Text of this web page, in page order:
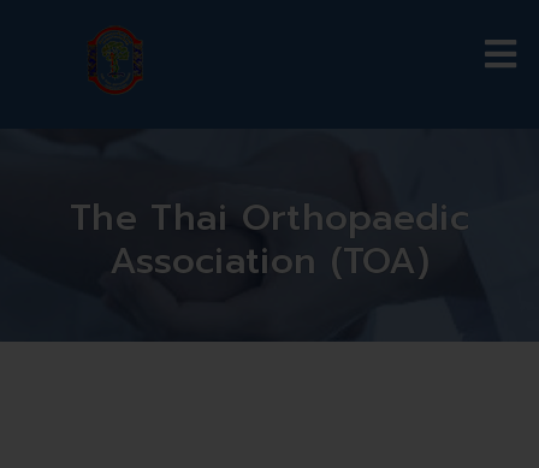
The Thai Orthopaedic
Association (TOA)